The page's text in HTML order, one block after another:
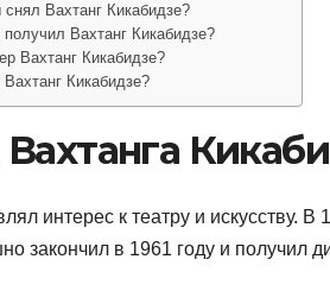
Вахтанг Кикабидзе?
Вахтанг Кикабидзе?
Вахтанг Кикабидзе?
Кикабидзе?
интерес к театру и искусству.
закончил в 1961 году и получил